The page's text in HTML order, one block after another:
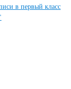
в первый класс